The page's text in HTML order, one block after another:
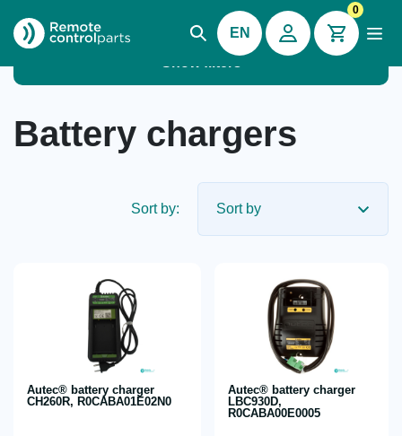
EN
0
Battery chargers
Sort by:
Autec® battery charger
CH260R, R0CABA01E02N0
Autec® battery charger
LBC930D,
R0CABA00E0005